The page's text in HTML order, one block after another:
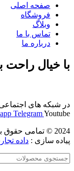
صفحه اصلی
فروشگاه
وبلاگ
تماس با ما
درباره ما
با خیال راحت
در شبکه های
TelegramYoutube
2024 © تمامی
پیاده سازی : داده